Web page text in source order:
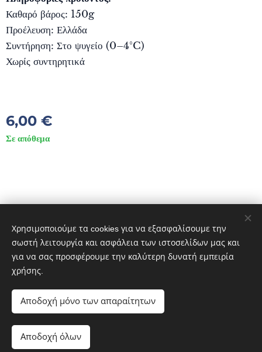
Καθαρό βάρος: 150g
Προέλευση: Ελλάδα
Συντήρηση: Στο ψυγείο (0–4°C)
Χωρίς συντηρητικά
6,00 €
Σε απόθεμα
ΠΡΟΣΘΉΚΗ ΣΤΟ ΚΑΛΆΘΙ
Cookies
Γλώσσες
Χρησιμοποιούμε τα cookies για να εξασφαλίσουμε την
σωστή λειτουργία και ασφάλεια των ιστοσελίδων μας και
για να σας προσφέρουμε την καλύτερη δυνατή εμπειρία
χρήσης.
Αποδοχή μόνο των απαραίτητων
Αποδοχή όλων